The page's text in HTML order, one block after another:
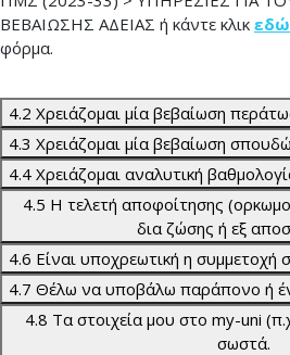
ΒΕΒΑΙΩΣΗΣ ΑΔΕΙΑΣ ή κάντε κλικ εδώ
φόρμα.
4.2 Χρειάζομαι μία βεβαίωση
4.3 Χρειάζομαι μία βεβαίωση
4.4 Χρειάζομαι αναλυτική
4.5 Η τελετή αποφοίτησης
δια ζώσης ή εξ
4.6 Είναι υποχρεωτική η συμμετοχή
4.7 Θέλω να υποβάλω παράπονο ή
4.8 Τα στοιχεία μου στο my-uni
σωστά.